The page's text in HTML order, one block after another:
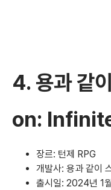
4. 용과 같
on:
장르: 턴제 RPG
개발사: 용과 같이
출시일: 2024년 1